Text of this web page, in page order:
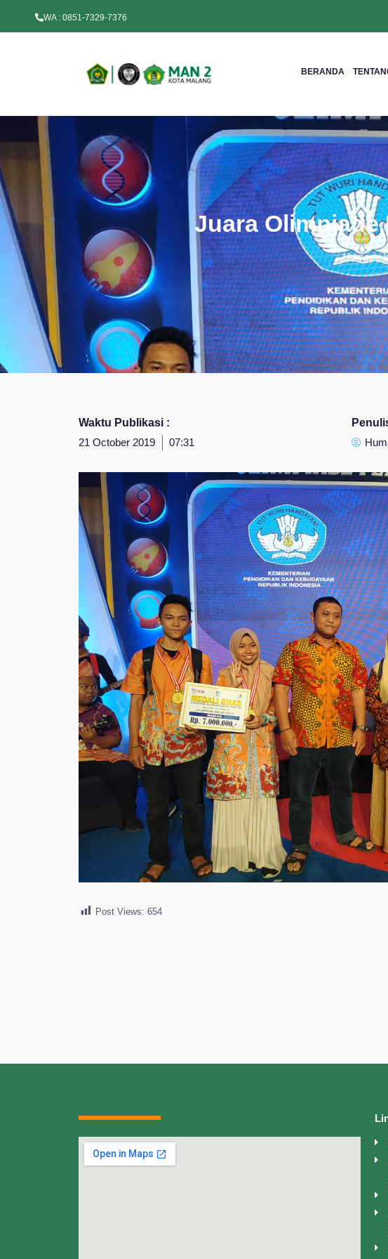
WA : 0851-7329-7376
BERANDA
Juara Olimpiade
Home»
Waktu Publikasi :
21 October 2019
07:31
Post Views: 654